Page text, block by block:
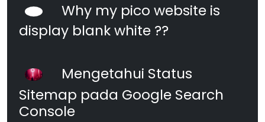
Why my pico website is
display blank white ??
Mengetahui Status
Sitemap pada Google Search
Console